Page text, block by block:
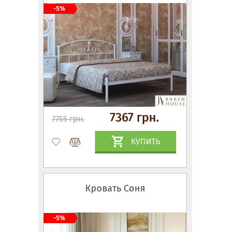
7755 грн. 7367 грн.
КУПИТЬ
-5%
Кровать Соня
-5%